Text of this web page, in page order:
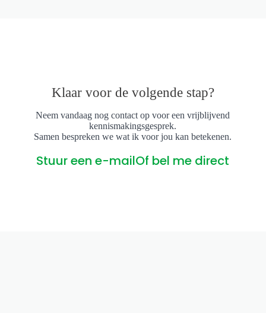
Klaar voor de volgende stap?
Neem vandaag nog contact op voor een vrijblijvend
kennismakingsgesprek.
Samen bespreken we wat ik voor jou kan betekenen.
Stuur een e-mailOf bel me direct